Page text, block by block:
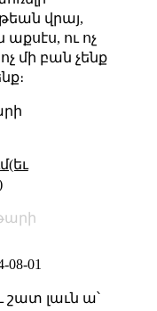
վրայ,
աքսէս, ու ոչ
մի բան չենք
08-01
շատ լաւն ա՝